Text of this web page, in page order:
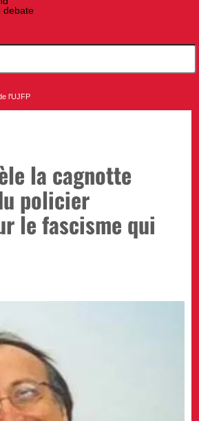
debate
l'UJFP
la cagnotte
policier
le fascisme qui